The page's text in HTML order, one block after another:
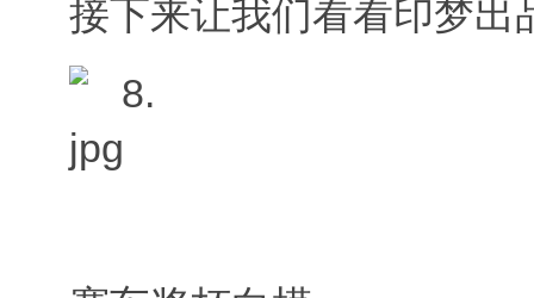
接下来让我们看看印梦出